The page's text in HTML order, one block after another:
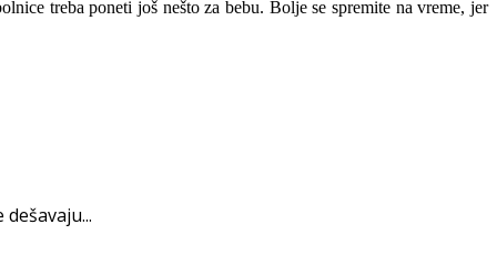
treba poneti još nešto za bebu. Bolje se spremite na vreme, jer